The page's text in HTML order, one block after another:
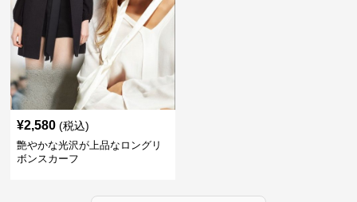
¥2,580 (税込)
艶やかな光沢が上品なロングリ
ボンスカーフ